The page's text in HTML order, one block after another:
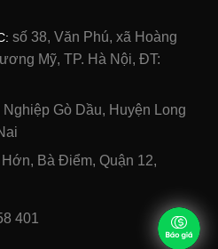
số 38, Văn Phú, xã Hoàng
Mỹ, TP. Hà Nội, ĐT:
Nghiệp Gò Dầu, Huyện Long
Bà Điểm, Quận 12,
401